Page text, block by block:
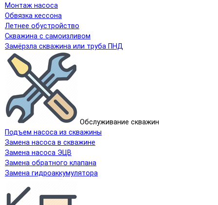
Монтаж насоса
Обвязка кессона
Летнее обустройство
Скважина с самоизливом
Замёрзла скважина или труба ПНД
Обслуживание скважин
Подъем насоса из скважины
Замена насоса в скважине
Замена насоса ЭЦВ
Замена обратного клапана
Замена гидроаккумулятора